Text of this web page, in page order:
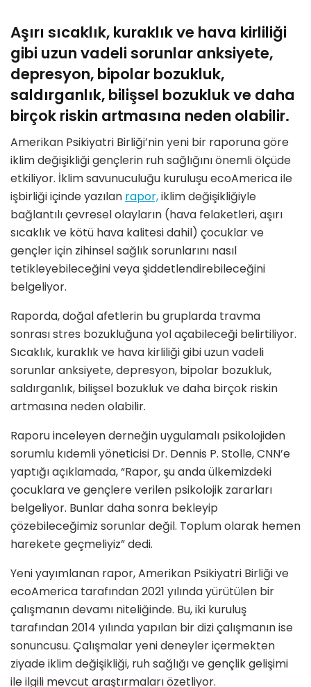
Aşırı sıcaklık, kuraklık ve hava kirliliği
gibi uzun vadeli sorunlar anksiyete,
depresyon, bipolar bozukluk,
saldırganlık, bilişsel bozukluk ve daha
birçok riskin artmasına neden olabilir.
Amerikan Psikiyatri Birliği’nin yeni bir raporuna göre
iklim değişikliği gençlerin ruh sağlığını önemli ölçüde
etkiliyor. İklim savunuculuğu kuruluşu ecoAmerica ile
işbirliği içinde yazılan rapor,iklim değişikliğiyle
bağlantılı çevresel olayların (hava felaketleri, aşırı
sıcaklık ve kötü hava kalitesi dahil) çocuklar ve
gençler için zihinsel sağlık sorunlarını nasıl
tetikleyebileceğini veya şiddetlendirebileceğini
belgeliyor.
Raporda, doğal afetlerin bu gruplarda travma
sonrası stres bozukluğuna yol açabileceği belirtiliyor.
Sıcaklık, kuraklık ve hava kirliliği gibi uzun vadeli
sorunlar anksiyete, depresyon, bipolar bozukluk,
saldırganlık, bilişsel bozukluk ve daha birçok riskin
artmasına neden olabilir.
Raporu inceleyen derneğin uygulamalı psikolojiden
sorumlu kıdemli yöneticisi Dr. Dennis P. Stolle, CNN’e
yaptığı açıklamada, “Rapor, şu anda ülkemizdeki
çocuklara ve gençlere verilen psikolojik zararları
belgeliyor. Bunlar daha sonra bekleyip
çözebileceğimiz sorunlar değil. Toplum olarak hemen
harekete geçmeliyiz” dedi.
Yeni yayımlanan rapor, Amerikan Psikiyatri Birliği ve
ecoAmerica tarafından 2021 yılında yürütülen bir
çalışmanın devamı niteliğinde. Bu, iki kuruluş
tarafından 2014 yılında yapılan bir dizi çalışmanın ise
sonuncusu. Çalışmalar yeni deneyler içermekten
ziyade iklim değişikliği, ruh sağlığı ve gençlik gelişimi
ile ilgili mevcut araştırmaları özetliyor.